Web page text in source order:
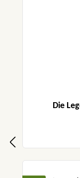
Die